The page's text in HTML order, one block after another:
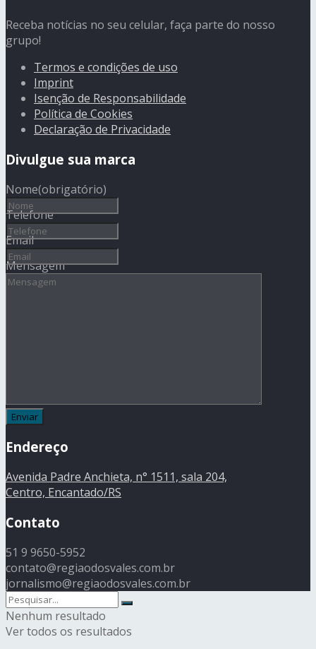
Receba notícias no seu celular, faça parte do nosso
grupo!
Termos e condições de uso
Imprint
Isenção de Responsabilidade
Política de Cookies
Declaração de Privacidade
Divulgue sua marca
Nome(obrigatório)
Telefone
Email
Mensagem
Endereço
Avenida Padre Anchieta, n° 1511, sala 204,
Centro, Encantado/RS
Contato
51 9 9650-5952
contato@regiaodosvales.com.br
jornalismo@regiaodosvales.com.br
Nenhum resultado
Ver todos os resultados